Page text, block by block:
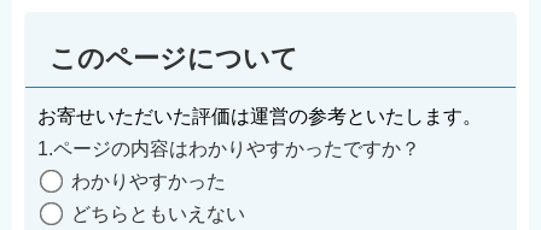
このページについて
お寄せいただいた評価は運営の参考といたします。
1.ページの内容はわかりやすかったですか？
わかりやすかった
どちらともいえない